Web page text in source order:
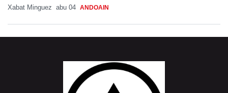
Xabat Minguez abu 04 ANDOAIN